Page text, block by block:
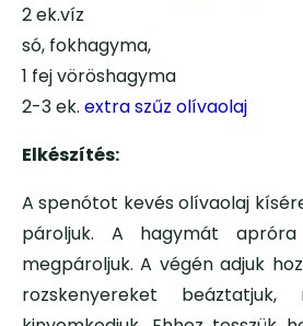
2 ek.víz
só, fokhagyma,
1 fej vöröshagyma
2-3 ek. extra szűz olívaolaj
Elkészítés:
A spenótot kevés olívaolaj
pároljuk. A hagymát
megpároljuk. A végén adjuk
rozskenyereket